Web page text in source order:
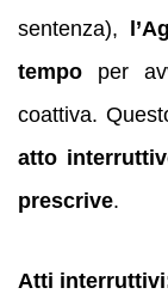
sentenza),
tempo per
coattiva.
atto
prescrive.
Atti